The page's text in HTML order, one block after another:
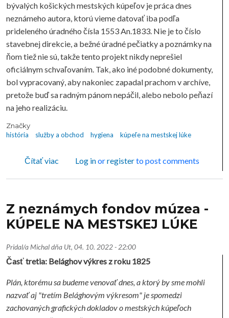
bývalých košických mestských kúpeľov je práca dnes
neznámeho autora, ktorú vieme datovať iba podľa
prideleného úradného čísla 1553 An.1833. Nie je to číslo
stavebnej direkcie, a bežné úradné pečiatky a poznámky na
ňom tiež nie sú, takže tento projekt nikdy neprešiel
oficiálnym schvaľovaním. Tak, ako iné podobné dokumenty,
bol vypracovaný, aby nakoniec zapadal prachom v archíve,
pretože buď sa radným pánom nepáčil, alebo nebolo peňazí
na jeho realizáciu.
Značky
história
služby a obchod hygiena kúpeľe na mestskej lúke
Čítať viaco Z neznámych fondov múzea - KÚPELE NA
Log inorregisterto post comments
Z neznámych fondov múzea -
KÚPELE NA MESTSKEJ LÚKE
Pridal/a Michaldňa Ut, 04. 10. 2022 - 22:00
Časť tretia: Belághov výkres z roku 1825
Plán, ktorému sa budeme venovať dnes, a ktorý by sme mohli
nazvať aj "tretím Belághovým výkresom" je spomedzi
zachovaných grafických dokladov o mestských kúpeľoch